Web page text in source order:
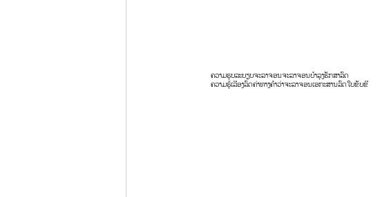
ຄວາມຮູບລະບຽບຈະລາຈອນຈະລາຈອນບໍາລຸງຮັກສາລົດ
ຄວາມຮູ້ເລື່ອງລົດຄ່າທາງຄໍາວ່າຈະລາຈອນເອກະສານລົດໃບຂັບຂີ່